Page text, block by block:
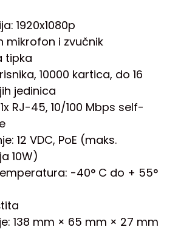
1920x1080p
mikrofon i zvučnik
tipka
10000 kartica, do 16
jedinica
RJ-45, 10/100 Mbps self-
12 VDC, PoE (maks.
10W)
-40° C do + 55°
138 mm × 65 mm × 27 mm